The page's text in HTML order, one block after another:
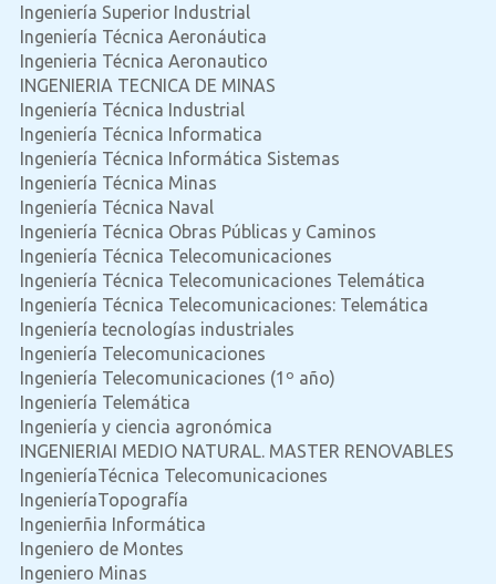
Ingeniería Superior Industrial
Ingeniería Técnica Aeronáutica
Ingenieria Técnica Aeronautico
INGENIERIA TECNICA DE MINAS
Ingeniería Técnica Industrial
Ingeniería Técnica Informatica
Ingeniería Técnica Informática Sistemas
Ingeniería Técnica Minas
Ingeniería Técnica Naval
Ingeniería Técnica Obras Públicas y Caminos
Ingeniería Técnica Telecomunicaciones
Ingeniería Técnica Telecomunicaciones Telemática
Ingeniería Técnica Telecomunicaciones: Telemática
Ingeniería tecnologías industriales
Ingeniería Telecomunicaciones
Ingeniería Telecomunicaciones (1º año)
Ingeniería Telemática
Ingeniería y ciencia agronómica
INGENIERIAI MEDIO NATURAL. MASTER RENOVABLES
IngenieríaTécnica Telecomunicaciones
IngenieríaTopografía
Ingenierñia Informática
Ingeniero de Montes
Ingeniero Minas